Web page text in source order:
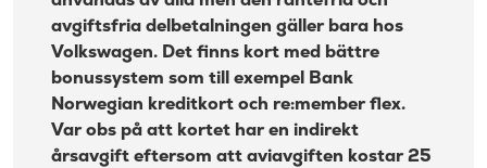
avgiftsfria delbetalningen gäller bara hos
Volkswagen. Det finns kort med bättre
bonussystem som till exempel Bank
Norwegian kreditkort och re:member flex.
Var obs på att kortet har en indirekt
årsavgift eftersom att aviavgiften kostar 25